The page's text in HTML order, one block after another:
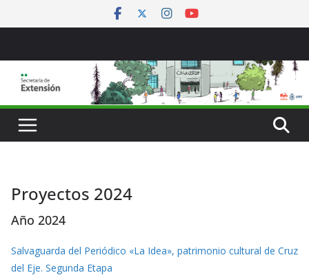
al
Proyectos 2024
Año 2024
Salvaguarda del Periódico «La Idea», patrimonio cultural de Cruz
del Eje. Segunda Etapa